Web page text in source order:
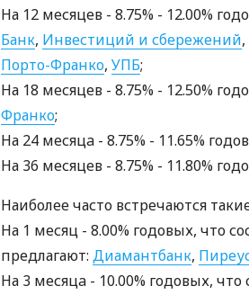
На 12 месяцев - 8.75% - 12.00%
Банк, Инвестиций и сбережений,
Порто-Франко, УПБ;
На 18 месяцев - 8.75% - 12.50%
Франко;
На 24 месяцa - 8.75% - 11.65%
На 36 месяцев - 8.75% - 11.80%
Наиболее часто встречаются
На 1 месяц - 8.00% годовых, что
предлагают: Диамантбанк,
На 3 месяцa - 10.00% годовых,